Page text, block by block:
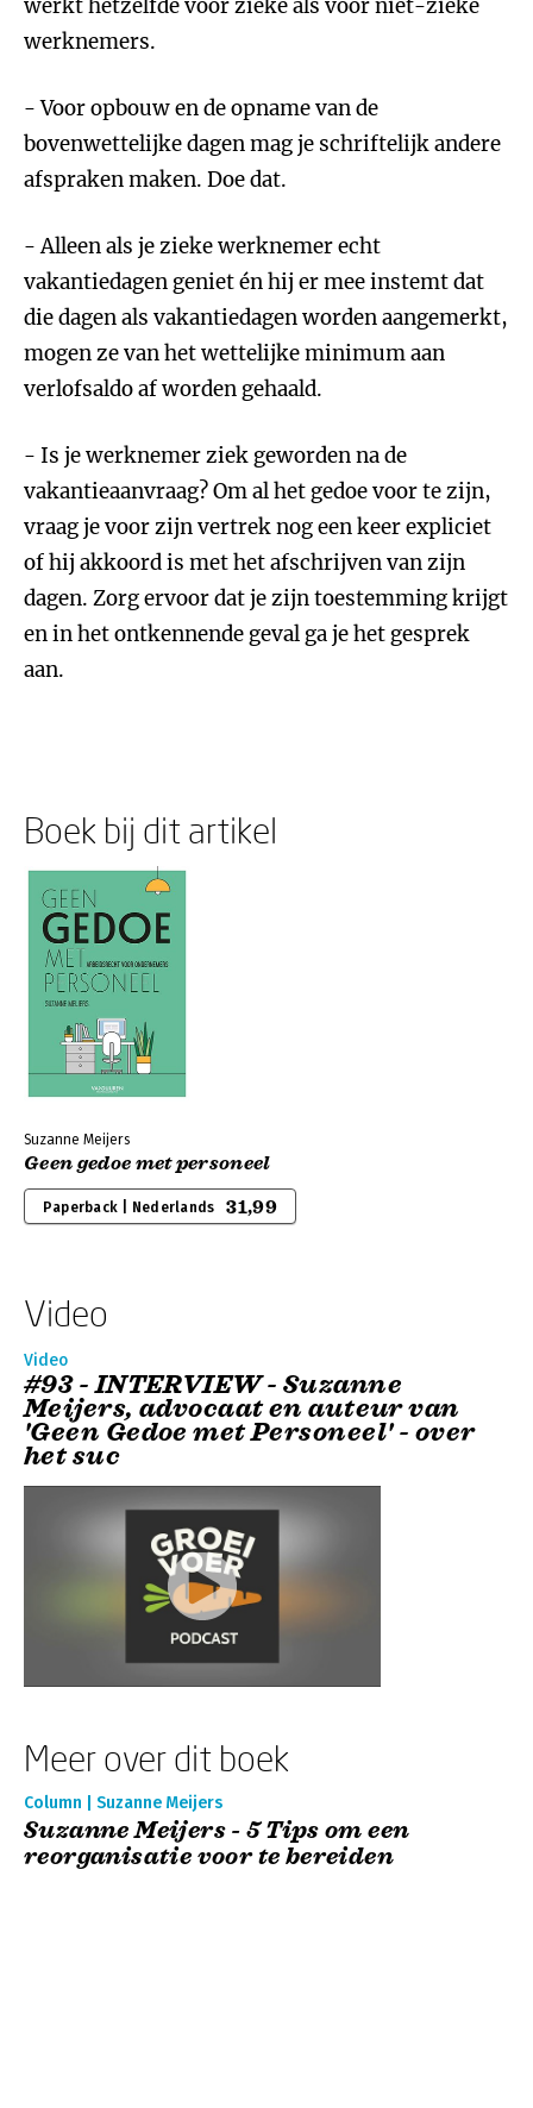
werkt hetzelfde voor zieke als voor niet-zieke
werknemers.
- Voor opbouw en de opname van de
bovenwettelijke dagen mag je schriftelijk andere
afspraken maken. Doe dat.
- Alleen als je zieke werknemer echt
vakantiedagen geniet én hij er mee instemt dat
die dagen als vakantiedagen worden aangemerkt,
mogen ze van het wettelijke minimum aan
verlofsaldo af worden gehaald.
- Is je werknemer ziek geworden na de
vakantieaanvraag? Om al het gedoe voor te zijn,
vraag je voor zijn vertrek nog een keer expliciet
of hij akkoord is met het afschrijven van zijn
dagen. Zorg ervoor dat je zijn toestemming krijgt
en in het ontkennende geval ga je het gesprek
aan.
Boek bij dit artikel
Suzanne Meijers
Geen gedoe met personeel
Paperback | Nederlands 31,99
Video
Video
#93 - INTERVIEW - Suzanne
Meijers, advocaat en auteur van
'Geen Gedoe met Personeel' - over
het suc
Meer over dit boek
Column | Suzanne Meijers
Suzanne Meijers - 5 Tips om een
reorganisatie voor te bereiden